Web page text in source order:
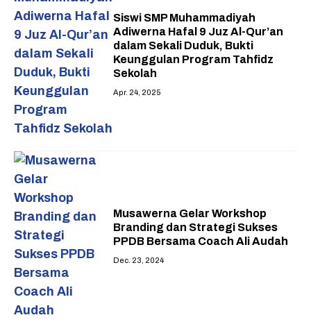
Siswi SMP Muhammadiyah
Adiwerna Hafal 9 Juz Al-Qur’an
dalam Sekali Duduk, Bukti
Keunggulan Program Tahfidz
Sekolah
Apr. 24, 2025
Musawerna Gelar Workshop
Branding dan Strategi Sukses
PPDB Bersama Coach Ali Audah
Dec. 23, 2024